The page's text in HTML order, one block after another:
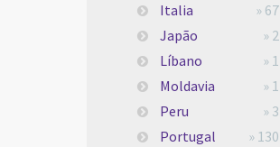
Italia
» 67
Japão
» 2
Líbano
» 1
Moldavia
» 1
Peru
» 3
Portugal
» 130